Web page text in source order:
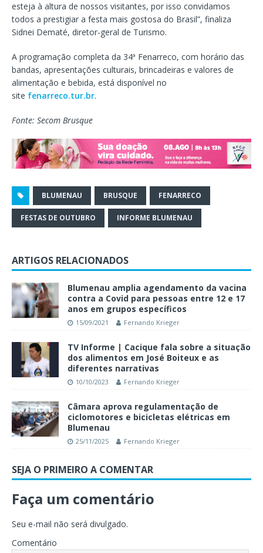
esteja à altura de nossos visitantes, por isso convidamos
todos a prestigiar a festa mais gostosa do Brasil”, finaliza
Sidnei Dematé, diretor-geral de Turismo.
A programação completa da 34ª Fenarreco, com horário das
bandas, apresentações culturais, brincadeiras e valores de
alimentação e bebida, está disponível no
site fenarreco.tur.br.
Fonte: Secom Brusque
BLUMENAU BRUSQUE FENARRECO
FESTAS DE OUTUBRO INFORME BLUMENAU
ARTIGOS RELACIONADOS
Blumenau amplia agendamento da vacina
contra a Covid para pessoas entre 12 e 17
anos em grupos específicos
15/09/2021 Fernando Krieger
TV Informe | Cacique fala sobre a situação
dos alimentos em José Boiteux e as
diferentes narrativas
10/10/2023 Fernando Krieger
Câmara aprova regulamentação de
ciclomotores e bicicletas elétricas em
Blumenau
25/11/2025 Fernando Krieger
SEJA O PRIMEIRO A COMENTAR
Faça um comentário
Seu e-mail não será divulgado.
Comentário